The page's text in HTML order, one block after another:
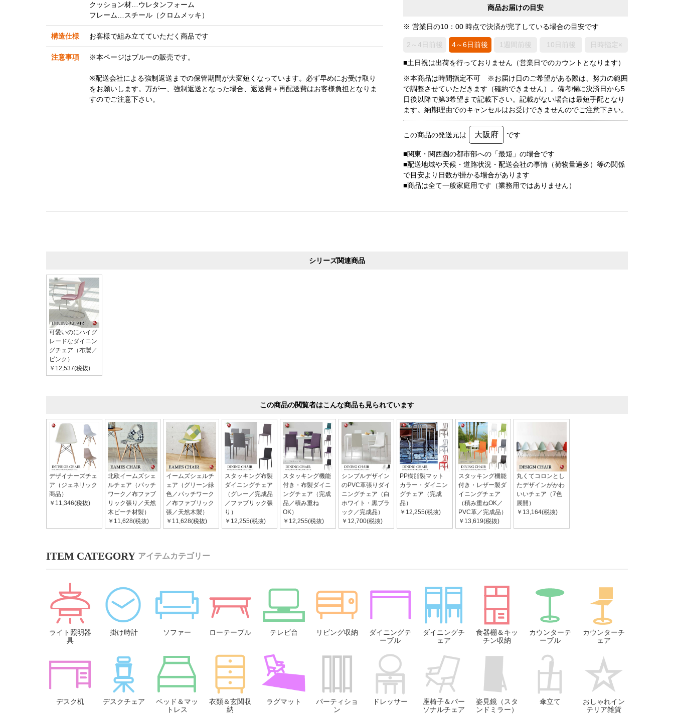
商品お届けの目安
※ 営業日の10：00 時点で決済が完了している場合の目安です
2～4日前後 4～6日前後 1週間前後 10日前後 日時指定×
■土日祝は出荷を行っておりません（営業日でのカウントとなります）
※本商品は時間指定不可 ※お届け日のご希望がある際は、努力の範囲
で調整させていただきます（確約できません）。備考欄に決済日から5
日後以降で第3希望まで記載下さい。記載がない場合は最短手配となり
ます。納期理由でのキャンセルはお受けできませんのでご注意下さい。
この商品の発送元は 大阪府 です
■関東・関西圏の都市部への「最短」の場合です
■配送地域や天候・道路状況・配送会社の事情（荷物量過多）等の関係
で目安より日数が掛かる場合があります
■商品は全て一般家庭用です（業務用ではありません）
クッション材…ウレタンフォーム
フレーム…スチール（クロムメッキ）
構造仕様 お客様で組み立てていただく商品です
注意事項 ※本ページはブルーの販売です。
※配送会社による強制返送までの保管期間が大変短くなっています。必ず早めにお受け取り
をお願いします。万が一、強制返送となった場合、返送費＋再配送費はお客様負担となりま
すのでご注意下さい。
シリーズ関連商品
可愛いのにハイグ
レードなダイニン
グチェア（布製／
ピンク）
￥12,537(税抜)
この商品の閲覧者はこんな商品も見られています
デザイナーズチェ
ア（ジェネリック
商品）
￥11,346(税抜)
北欧イームズシェ
ルチェア（パッチ
ワーク／布ファブ
リック張り／天然
木ビーチ材製）
￥11,628(税抜)
イームズシェルチ
ェア（グリーン緑
色／パッチワーク
／布ファブリック
張／天然木製）
￥11,628(税抜)
スタッキング布製
ダイニングチェア
（グレー／完成品
／ファブリック張
り）
￥12,255(税抜)
スタッキング機能
付き・布製ダイニ
ングチェア（完成
品／積み重ね
OK）
￥12,255(税抜)
シンプルデザイン
のPVC革張りダイ
ニングチェア（白
ホワイト・黒ブラ
ック／完成品）
￥12,700(税抜)
PP樹脂製マット
カラー・ダイニン
グチェア（完成
品）
￥12,255(税抜)
スタッキング機能
付き・レザー製ダ
イニングチェア
（積み重ねOK／
PVC革／完成品）
￥13,619(税抜)
丸くてコロンとし
たデザインがかわ
いいチェア（7色
展開）
￥13,164(税抜)
アイテムカテゴリー
ライト照明器
具
掛け時計 ソファー ローテーブル テレビ台 リビング収納
ダイニングテ
ーブル
ダイニングチ
ェア
食器棚＆キッ
チン収納
カウンターテ
ーブル
カウンターチ
ェア
デスク机 デスクチェア
ベッド＆マッ
トレス
衣類＆玄関収
納
ラグマット
パーティショ
ン
ドレッサー
座椅子＆パー
ソナルチェア
姿見鏡（スタ
ンドミラー）
傘立て
おしゃれイン
テリア雑貨